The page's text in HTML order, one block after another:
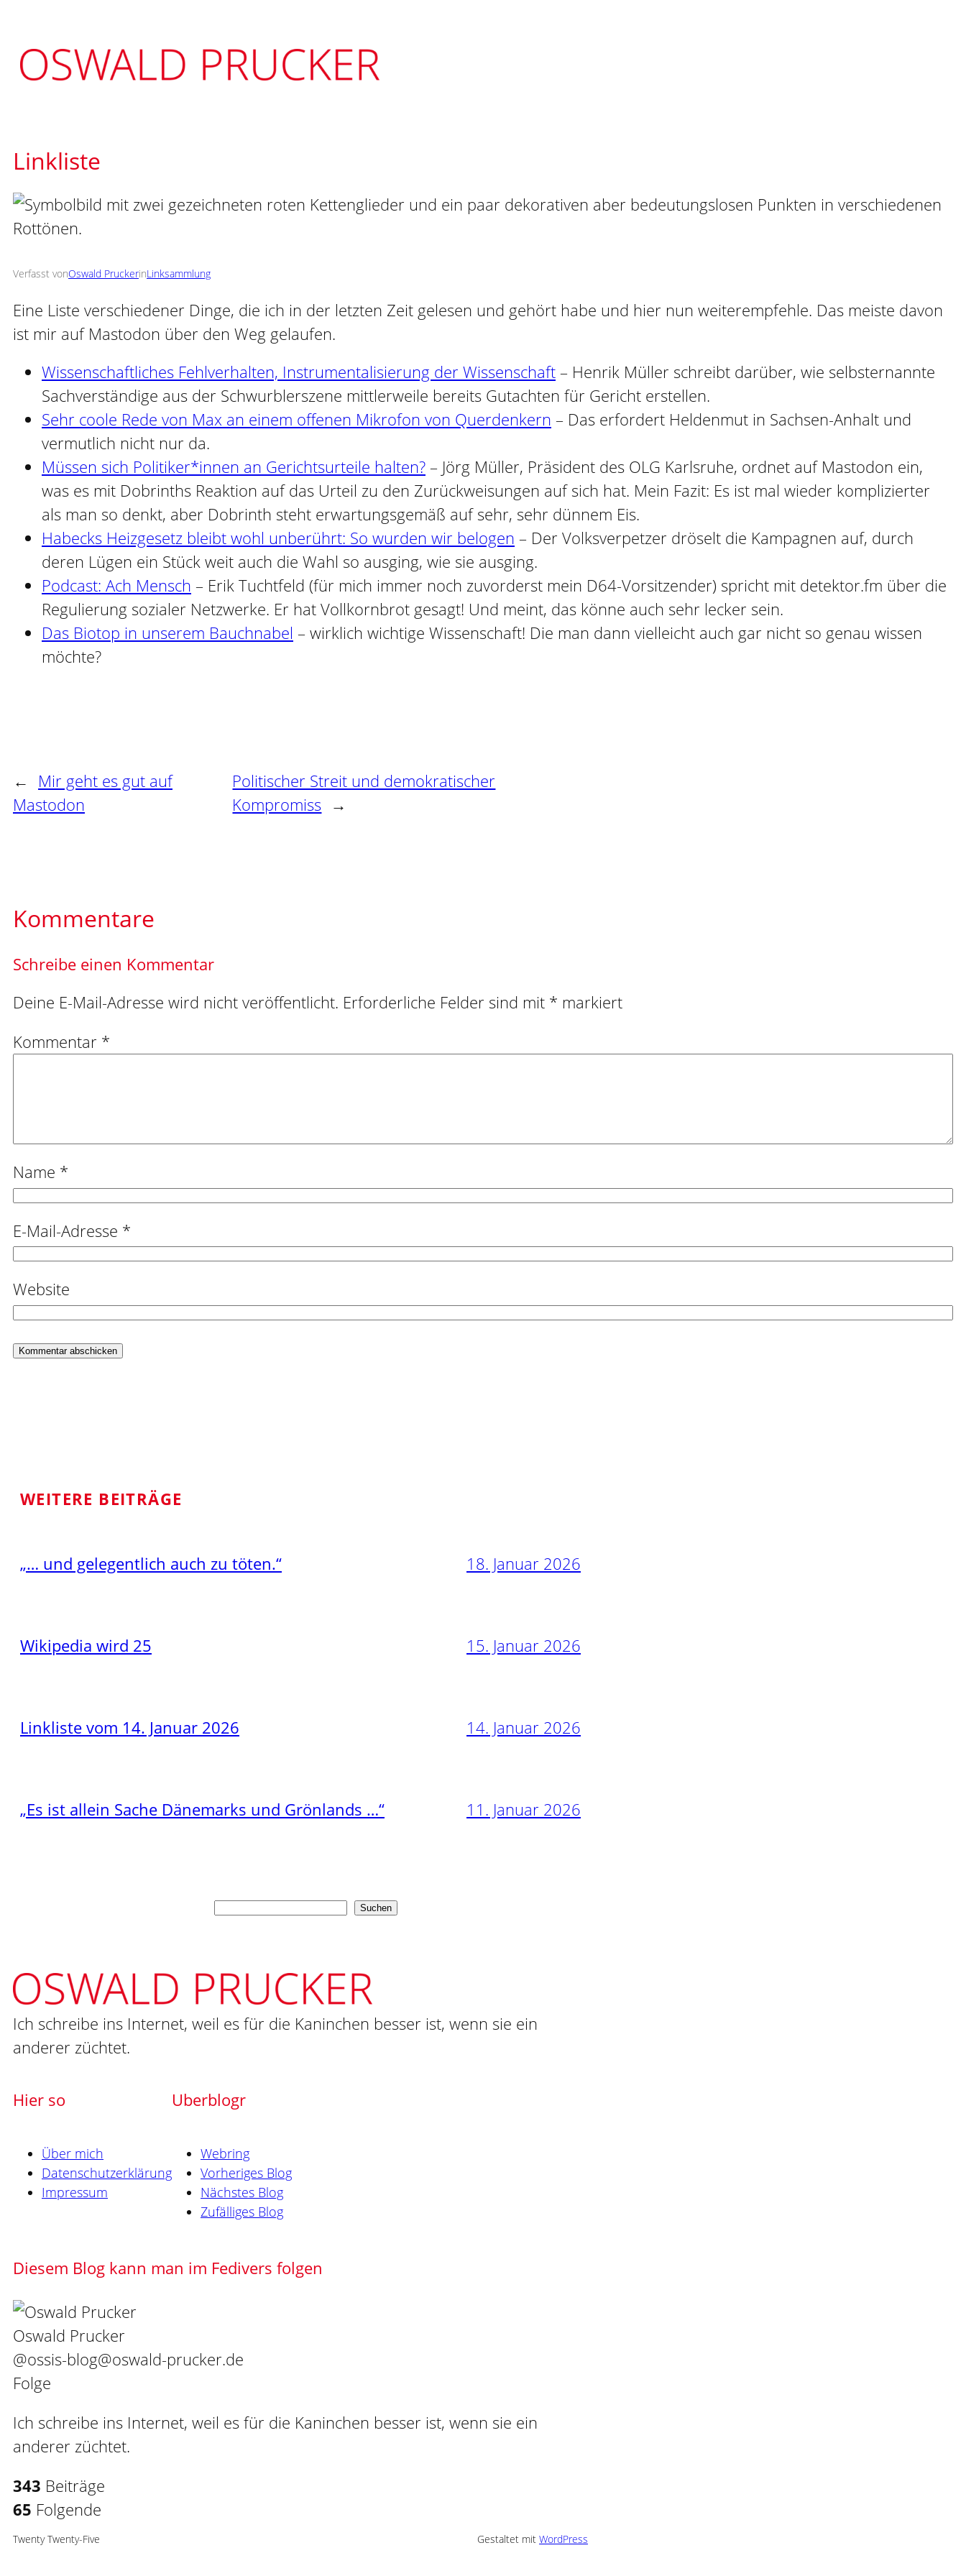
springen
Linkliste
Verfasst vonOswald PruckerinLinksammlung
Eine Liste verschiedener Dinge, die ich in der letzten Zeit gelesen und gehört habe und hier nun weiterempfehle. Das meiste davon
ist mir auf Mastodon über den Weg gelaufen.
Wissenschaftliches Fehlverhalten, Instrumentalisierung der Wissenschaft – Henrik Müller schreibt darüber, wie selbsternannte
Sachverständige aus der Schwurblerszene mittlerweile bereits Gutachten für Gericht erstellen.
Sehr coole Rede von Max an einem offenen Mikrofon von Querdenkern – Das erfordert Heldenmut in Sachsen-Anhalt und
vermutlich nicht nur da.
Müssen sich Politiker*innen an Gerichtsurteile halten? – Jörg Müller, Präsident des OLG Karlsruhe, ordnet auf Mastodon ein,
was es mit Dobrinths Reaktion auf das Urteil zu den Zurückweisungen auf sich hat. Mein Fazit: Es ist mal wieder komplizierter
als man so denkt, aber Dobrinth steht erwartungsgemäß auf sehr, sehr dünnem Eis.
Habecks Heizgesetz bleibt wohl unberührt: So wurden wir belogen – Der Volksverpetzer dröselt die Kampagnen auf, durch
deren Lügen ein Stück weit auch die Wahl so ausging, wie sie ausging.
Podcast: Ach Mensch – Erik Tuchtfeld (für mich immer noch zuvorderst mein D64-Vorsitzender) spricht mit detektor.fm über die
Regulierung sozialer Netzwerke. Er hat Vollkornbrot gesagt! Und meint, das könne auch sehr lecker sein.
Das Biotop in unserem Bauchnabel – wirklich wichtige Wissenschaft! Die man dann vielleicht auch gar nicht so genau wissen
möchte?
←
Mir geht es gut auf
Mastodon
Politischer Streit und demokratischer
Kompromiss →
Kommentare
Schreibe einen Kommentar
Deine E-Mail-Adresse wird nicht veröffentlicht. Erforderliche Felder sind mit * markiert
Kommentar *
Name *
E-Mail-Adresse *
Website
WEITERE BEITRÄGE
„… und gelegentlich auch zu töten.“ 18. Januar 2026
Wikipedia wird 25 15. Januar 2026
Linkliste vom 14. Januar 2026 14. Januar 2026
„Es ist allein Sache Dänemarks und Grönlands …“ 11. Januar 2026
Suchen
Ich schreibe ins Internet, weil es für die Kaninchen besser ist, wenn sie ein
anderer züchtet.
Hier so
Über mich
Datenschutzerklärung
Impressum
Uberblogr
Webring
Vorheriges Blog
Nächstes Blog
Zufälliges Blog
Diesem Blog kann man im Fedivers folgen
Oswald Prucker
@ossis-blog@oswald-prucker.de
Folge
Ich schreibe ins Internet, weil es für die Kaninchen besser ist, wenn sie ein
anderer züchtet.
343 Beiträge
65 Folgende
Twenty Twenty-Five Gestaltet mit WordPress